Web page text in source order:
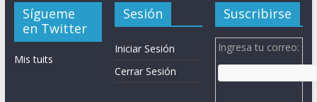
Sígueme
en Twitter
Mis tuits
Sesión
Iniciar Sesión
Cerrar Sesión
Suscribirse
Ingresa tu correo: